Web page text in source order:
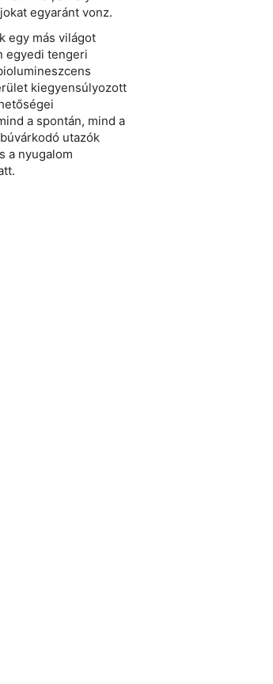
egyaránt vonz.
egy más világot
egyedi tengeri
kiegyensúlyozott
a spontán, mind a
utazók
a nyugalom